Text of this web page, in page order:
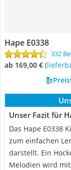
Hape E0338
332
ab 169,00 € (
Unser Fazit für
Das Hape E0338
zum einfachen
darstellt. Ein
Melodien wird